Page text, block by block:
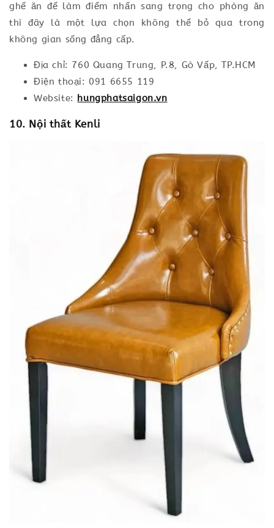
ghế ăn để làm điểm nhấn sang trọng cho phòng ăn
thì đây là một lựa chọn không thể bỏ qua trong
không gian sống đẳng cấp.
Địa chỉ: 760 Quang Trung, P.8, Gò Vấp, TP.HCM
Điện thoại: 091 6655 119
Website: hungphatsaigon.vn
10. Nội thất Kenli